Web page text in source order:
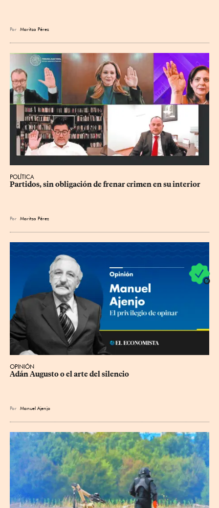
Por Maritza Pérez
POLÍTICA
Partidos, sin obligación de frenar crimen en su interior
Por Maritza Pérez
OPINIÓN
Adán Augusto o el arte del silencio
Por Manuel Ajenjo